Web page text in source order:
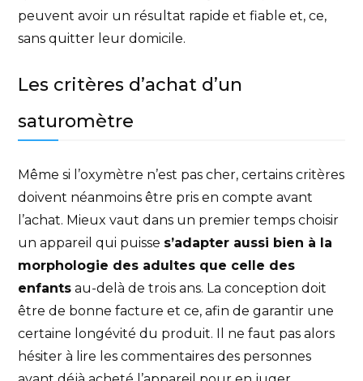
peuvent avoir un résultat rapide et fiable et, ce,
sans quitter leur domicile.
Les critères d’achat d’un
saturomètre
Même si l’oxymètre n’est pas cher, certains critères
doivent néanmoins être pris en compte avant
l’achat. Mieux vaut dans un premier temps choisir
un appareil qui puisse s’adapter aussi bien à la
morphologie des adultes que celle des
enfants au-delà de trois ans. La conception doit
être de bonne facture et ce, afin de garantir une
certaine longévité du produit. Il ne faut pas alors
hésiter à lire les commentaires des personnes